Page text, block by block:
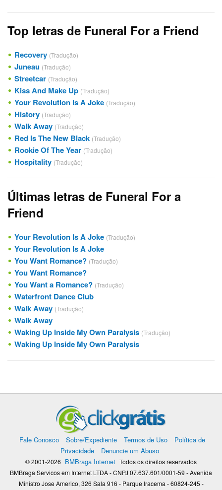
Top letras de Funeral For a Friend
Recovery (Tradução)
Juneau (Tradução)
Streetcar (Tradução)
Kiss And Make Up (Tradução)
Your Revolution Is A Joke (Tradução)
History (Tradução)
Walk Away (Tradução)
Red Is The New Black (Tradução)
Rookie Of The Year (Tradução)
Hospitality (Tradução)
Últimas letras de Funeral For a
Friend
Your Revolution Is A Joke (Tradução)
Your Revolution Is A Joke
You Want Romance? (Tradução)
You Want Romance?
You Want a Romance? (Tradução)
Waterfront Dance Club
Walk Away (Tradução)
Walk Away
Waking Up Inside My Own Paralysis (Tradução)
Waking Up Inside My Own Paralysis
Fale Conosco Sobre/Expediente Termos de Uso
Política de
Privacidade
Denuncie um Abuso
© 2001-2026 BMBraga Internet Todos os direitos reservados
BMBraga Servicos em Internet LTDA - CNPJ 07.637.601/0001-59 - Avenida
Ministro Jose Americo, 326 Sala 916 - Parque Iracema - 60824-245 -